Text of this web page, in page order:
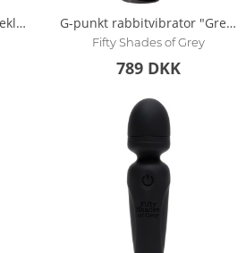
Halsbånd med brystvorteklemmer Halsband mit Nippelklemmen „Play Nice Satin Collar & Nipple Clamps“ G-punkt rabbitvibrator "Greedy Girl"
Fifty Shades of Grey
789 DKK